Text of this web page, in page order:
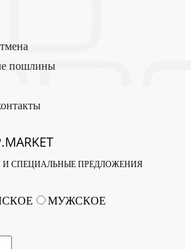
пошлины
И СПЕЦИАЛЬНЫЕ ПРЕДЛОЖЕНИЯ
МУЖСКОЕ